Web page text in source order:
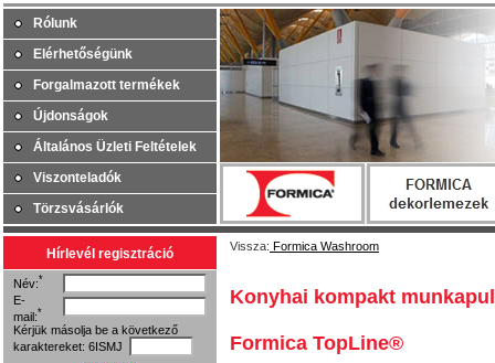
Rólunk
Elérhetőségünk
Forgalmazott termékek
Újdonságok
Általános Üzleti Feltételek
Viszonteladók
Törzsvásárlók
Hírlevél regisztráció
Név:*
E-
mail:*
Kérjük másolja be a következő
karaktereket: 6ISMJ
Vissza: Formica Washroom
Konyhai kompakt
Formica TopLine®